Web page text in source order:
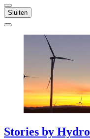
Sluiten
Stories by Hydro